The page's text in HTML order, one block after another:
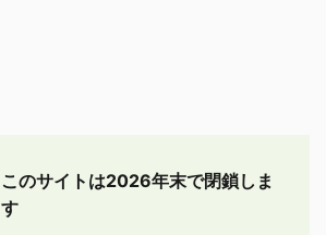
このサイトは2026年末で閉鎖しま
す